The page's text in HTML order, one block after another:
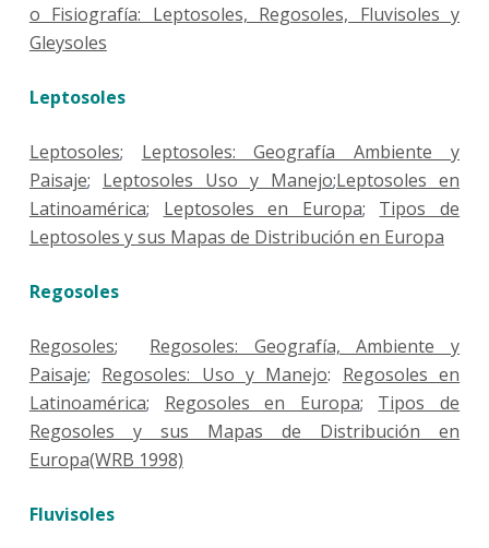
o Fisiografía: Leptosoles, Regosoles, Fluvisoles y
Gleysoles
Leptosoles
Leptosoles; Leptosoles: Geografía Ambiente y
Paisaje; Leptosoles Uso y Manejo;Leptosoles en
Latinoamérica; Leptosoles en Europa; Tipos de
Leptosoles y sus Mapas de Distribución en Europa
Regosoles
Regosoles; Regosoles: Geografía, Ambiente y
Paisaje; Regosoles: Uso y Manejo: Regosoles en
Latinoamérica; Regosoles en Europa; Tipos de
Regosoles y sus Mapas de Distribución en
Europa(WRB 1998)
Fluvisoles